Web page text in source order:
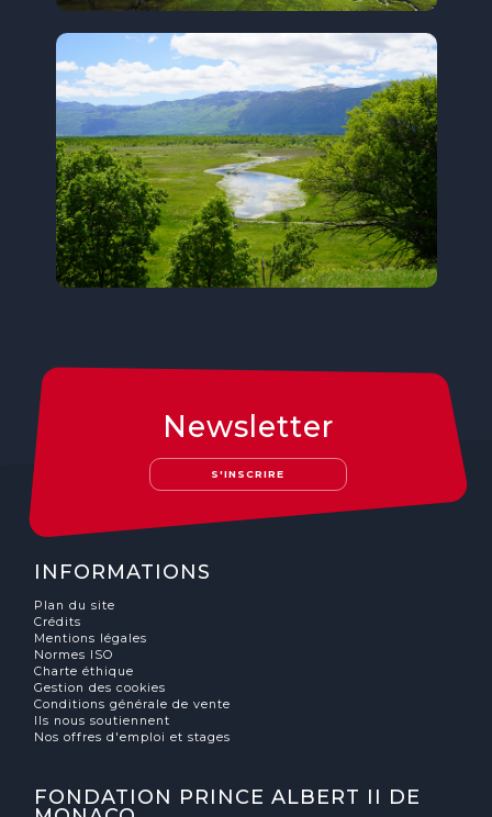
Newsletter
S'INSCRIRE
INFORMATIONS
Plan du site
Crédits
Mentions légales
Normes ISO
Charte éthique
Gestion des cookies
Conditions générale de vente
Ils nous soutiennent
Nos offres d'emploi et stages
FONDATION PRINCE ALBERT II DE